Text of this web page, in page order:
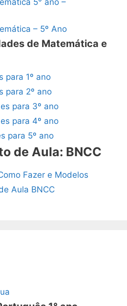
– 5º Ano
de Matemática e
para 1º ano
para 2º ano
para 3º ano
para 4º ano
para 5º ano
de Aula: BNCC
Fazer e Modelos
Aula BNCC